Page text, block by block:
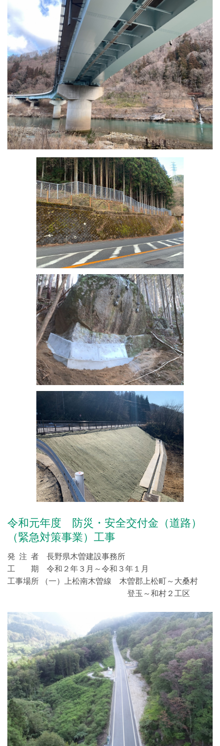
令和元年度 防災・安全交付金（道路）
（緊急対策事業）工事
発 注 者 長野県木曽建設事務所
工 期 令和２年３月～令和３年１月
工事場所 （一）上松南木曽線 木曽郡上松町～大桑村
登玉～和村２工区